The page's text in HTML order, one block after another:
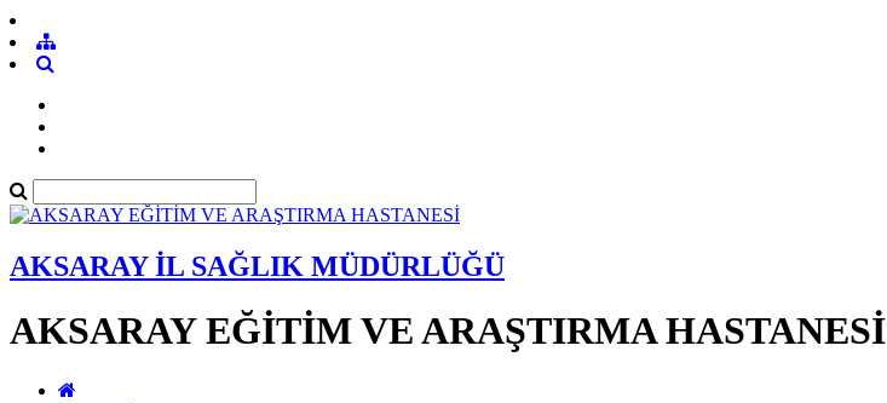
AKSARAY İL SAĞLIK MÜDÜRLÜĞÜ
AKSARAY EĞİTİM VE ARAŞTIRMA HASTANESİ